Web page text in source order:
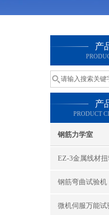
产
产
PRODUCT
钢筋力学室
EZ-3金属线材
钢筋弯曲试验机
微机伺服万能试